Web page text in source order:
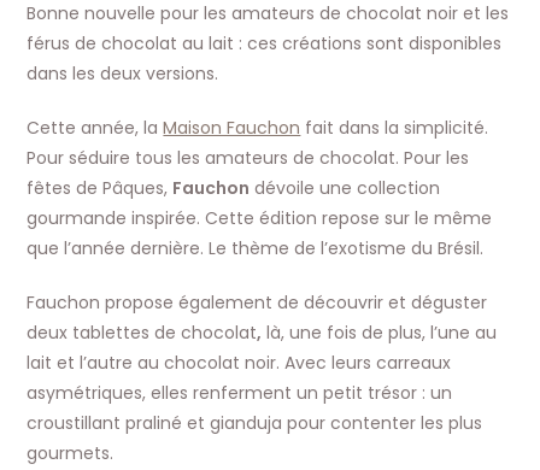
Bonne nouvelle pour les amateurs de chocolat noir et les
férus de chocolat au lait : ces créations sont disponibles
dans les deux versions.
Cette année, laMaison Fauchon fait dans la simplicité.
Pour séduire tous les amateurs de chocolat. Pour les
fêtes de Pâques, Fauchon dévoile une collection
gourmande inspirée. Cette édition repose sur le même
que l’année dernière. Le thème de l’exotisme du Brésil.
Fauchon propose également de découvrir et déguster
deux tablettes de chocolat, là, une fois de plus, l’une au
lait et l’autre au chocolat noir. Avec leurs carreaux
asymétriques, elles renferment un petit trésor : un
croustillant praliné et gianduja pour contenter les plus
gourmets.